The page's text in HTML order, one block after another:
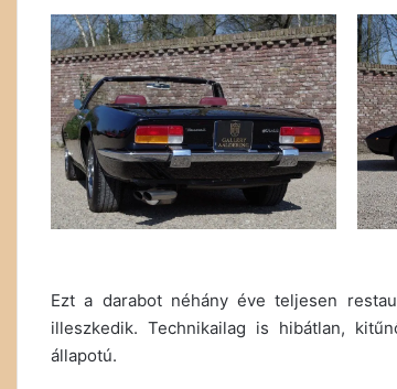
Ezt a darabot néhány éve teljesen
illeszkedik. Technikailag is hibátlan,
állapotú.